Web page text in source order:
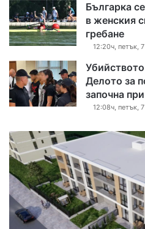
Българка
в женския
гребане
12:20ч, петък,
Делото за
започна
12:08ч, петък,